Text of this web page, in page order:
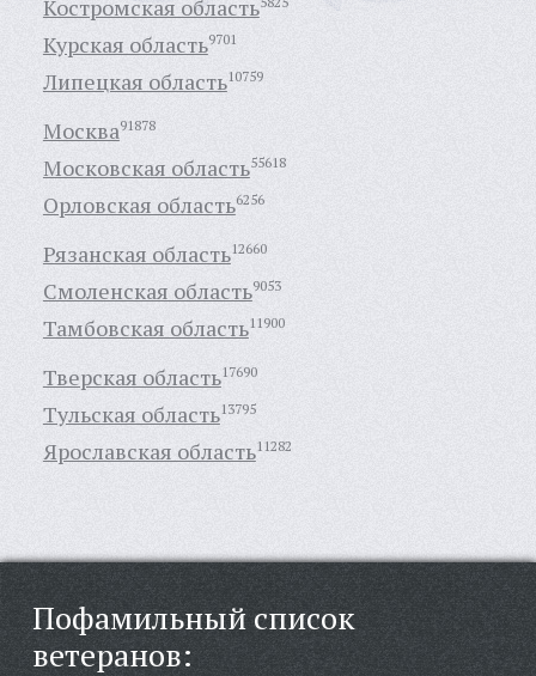
Костромская область
Курская область9701
Липецкая область10759
Москва91878
Московская область55618
Орловская область6256
Рязанская область12660
Смоленская область9053
Тамбовская область11900
Тверская область17690
Тульская область13795
Ярославская область11282
Пофамильный список
ветеранов: